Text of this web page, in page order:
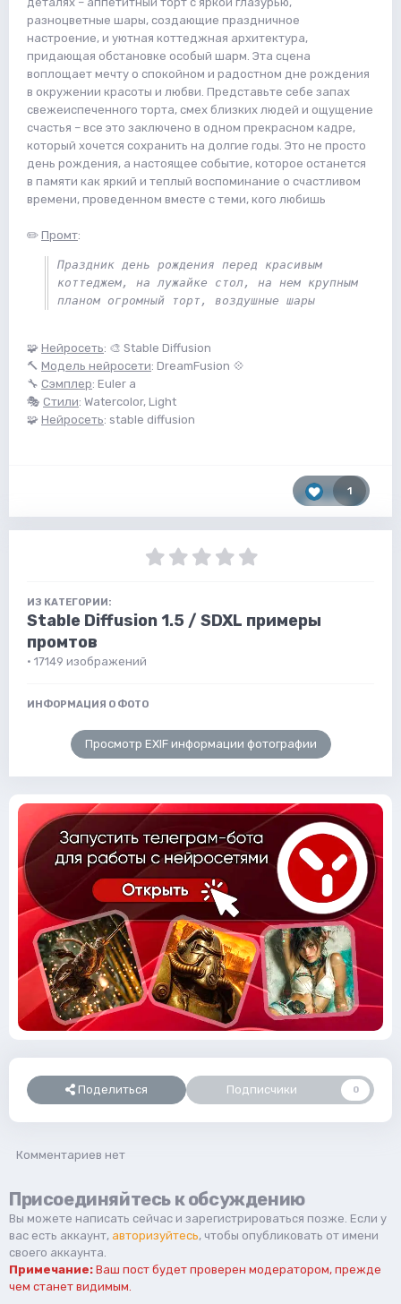
разноцветные шары, создающие праздничное
настроение, и уютная коттеджная архитектура,
придающая обстановке особый шарм. Эта сцена
воплощает мечту о спокойном и радостном дне рождения
в окружении красоты и любви. Представьте себе запах
свежеиспеченного торта, смех близких людей и ощущение
счастья – все это заключено в одном прекрасном кадре,
который хочется сохранить на долгие годы. Это не просто
день рождения, а настоящее событие, которое останется
в памяти как яркий и теплый воспоминание о счастливом
времени, проведенном вместе с теми, кого любишь
✏️ Промт:
Праздник день рождения перед красивым
коттеджем, на лужайке стол, на нем крупным
планом огромный торт, воздушные шары
🧩 Нейросеть: 🎨 Stable Diffusion
🔨 Модель нейросети: DreamFusion 💠
🔧 Сэмплер: Euler a
🎭 Стили: Watercolor, Light
🧩 Нейросеть: stable diffusion
1
ИЗ КАТЕГОРИИ:
Stable Diffusion 1.5 / SDXL примеры
промтов
· 17149 изображений
ИНФОРМАЦИЯ О ФОТО
Просмотр EXIF информации фотографии
Поделиться Подписчики 0
Комментариев нет
Присоединяйтесь к обсуждению
Вы можете написать сейчас и зарегистрироваться позже. Если у
вас есть аккаунт, авторизуйтесь, чтобы опубликовать от имени
своего аккаунта.
Примечание: Ваш пост будет проверен модератором, прежде
чем станет видимым.